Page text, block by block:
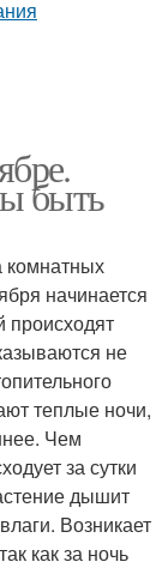
быть
комнатных
начинается
происходят
не
теплые ночи,
Чем
за сутки
дышит
Возникает
как за ночь